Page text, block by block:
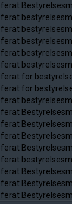
for
for